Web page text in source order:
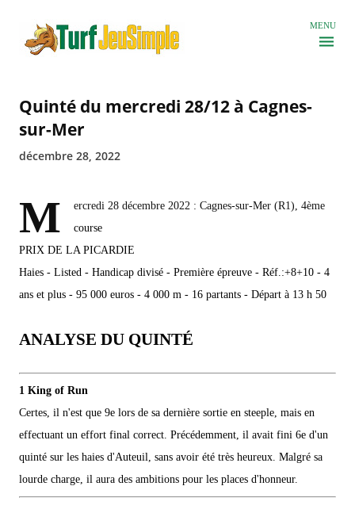
MENU
Quinté du mercredi 28/12 à Cagnes-
sur-Mer
décembre 28, 2022
M
ercredi 28 décembre 2022 : Cagnes-sur-Mer (R1), 4ème
course
PRIX DE LA PICARDIE
Haies - Listed - Handicap divisé - Première épreuve - Réf.:+8+10 - 4
ans et plus - 95 000 euros - 4 000 m - 16 partants - Départ à 13 h 50
ANALYSE DU QUINTÉ
1 King of Run
Certes, il n'est que 9e lors de sa dernière sortie en steeple, mais en
effectuant un effort final correct. Précédemment, il avait fini 6e d'un
quinté sur les haies d'Auteuil, sans avoir été très heureux. Malgré sa
lourde charge, il aura des ambitions pour les places d'honneur.